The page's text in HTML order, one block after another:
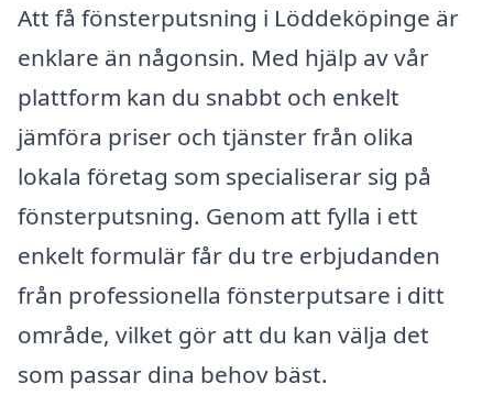
Att få fönsterputsning i Löddeköpinge är
enklare än någonsin. Med hjälp av vår
plattform kan du snabbt och enkelt
jämföra priser och tjänster från olika
lokala företag som specialiserar sig på
fönsterputsning. Genom att fylla i ett
enkelt formulär får du tre erbjudanden
från professionella fönsterputsare i ditt
område, vilket gör att du kan välja det
som passar dina behov bäst.